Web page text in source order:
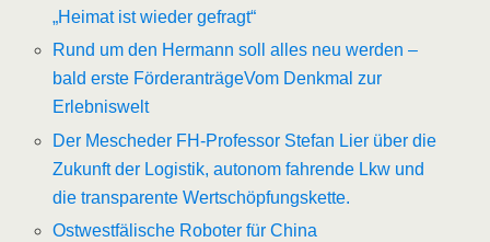
„Heimat ist wieder gefragt“
Rund um den Hermann soll alles neu werden –
bald erste FörderanträgeVom Denkmal zur
Erlebniswelt
Der Mescheder FH-Professor Stefan Lier über die
Zukunft der Logistik, autonom fahrende Lkw und
die transparente Wertschöpfungskette.
Ostwestfälische Roboter für China